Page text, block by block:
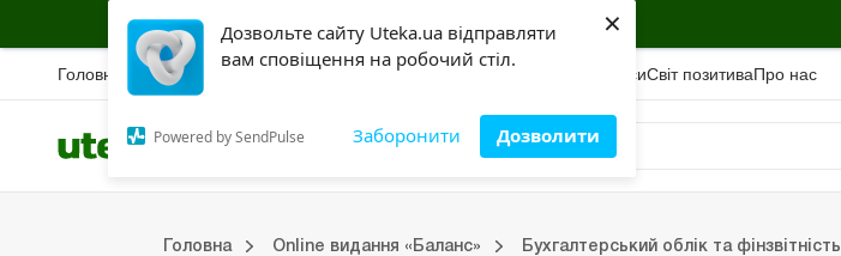
Дозвольте сайту Uteka.ua відправляти
вам сповіщення на робочий стіл.
Powered by SendPulse Заборонити Дозволити
×
Підписуйся на інформаційну страховку бухгалтера
Головна НовиниВебінари Спецрозбір Правова база СервісиСвiт позитиваПро нас
Розділи Всі категорії
Головна Online видання «Баланс» Бухгалтерський облік та фінзвітність